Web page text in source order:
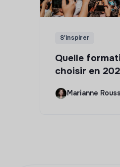
S'inspirer
Quelle
choisir en
Marianne